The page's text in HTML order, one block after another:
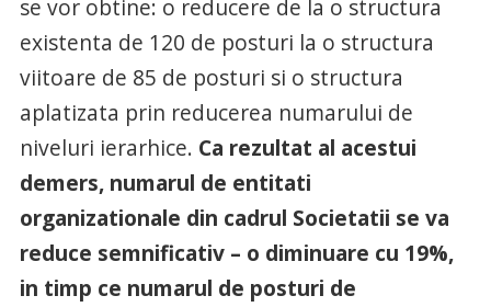
se vor obtine: o reducere de la o structura
existenta de 120 de posturi la o structura
viitoare de 85 de posturi si o structura
aplatizata prin reducerea numarului de
niveluri ierarhice. Ca rezultat al acestui
demers, numarul de entitati
organizationale din cadrul Societatii se va
reduce semnificativ – o diminuare cu 19%,
in timp ce numarul de posturi de